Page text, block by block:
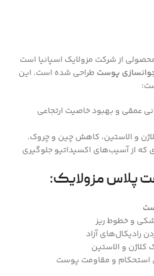
از شرکت مزولایک اسپانیا است
جوانسازی پوست طراحی شده است. این
عمقی و بهبود خاصیت ارتجاعی
و الاستین، کاهش چین و چروک.
که از آسیب‌های اکسیداتیو جلوگیری
پلاس مزولایک:
و خطوط ریز
رادیکال‌های آزاد
کلاژن و الاستین
استحکام و مقاومت پوست